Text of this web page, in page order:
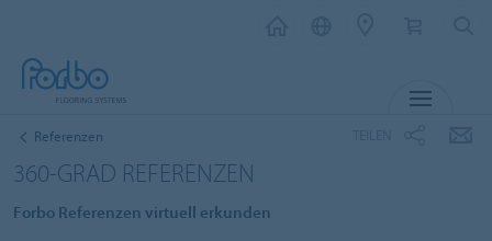
Referenzen
360-GRAD REFERENZEN
Forbo Referenzen virtuell erkunden